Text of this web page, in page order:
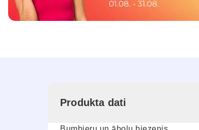
Produkta dati